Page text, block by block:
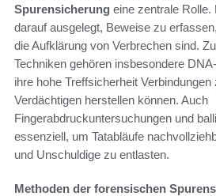
Spurensicherung eine zentrale
darauf ausgelegt, Beweise zu
die Aufklärung von Verbrechen sind.
Techniken gehören insbesondere
ihre hohe Treffsicherheit
Verdächtigen herstellen können. Auch
Fingerabdruckuntersuchungen und
essenziell, um Tatabläufe
und Unschuldige zu entlasten.
Methoden der forensischen